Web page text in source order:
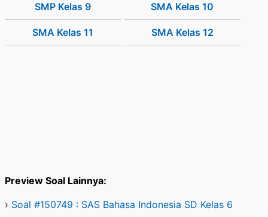
SMP Kelas 9 SMA Kelas 10
SMA Kelas 11 SMA Kelas 12
Preview Soal Lainnya:
› Soal #150749 : SAS Bahasa Indonesia SD Kelas 6